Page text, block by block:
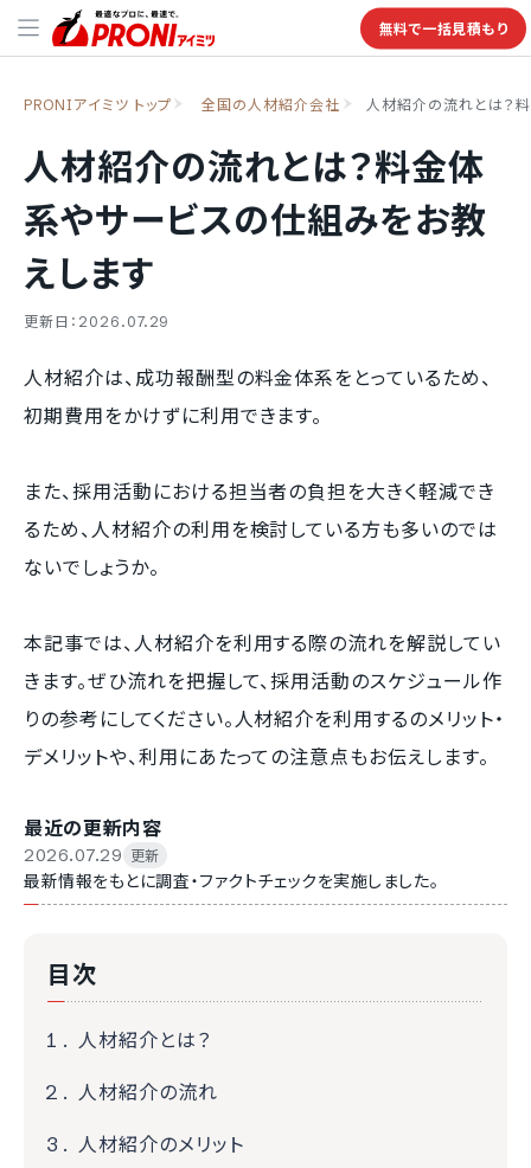
無料で一括見積もり
PRONIアイミツ トップ 全国の人材紹介会社 人材紹介の流れとは？
人材紹介の流れとは？料金体
系やサービスの仕組みをお教
えします
更新日：2026.07.29
人材紹介は、成功報酬型の料金体系をとっているため、
初期費用をかけずに利用できます。
また、採用活動における担当者の負担を大きく軽減でき
るため、人材紹介の利用を検討している方も多いのでは
ないでしょうか。
本記事では、人材紹介を利用する際の流れを解説してい
きます。ぜひ流れを把握して、採用活動のスケジュール作
りの参考にしてください。人材紹介を利用するのメリット・
デメリットや、利用にあたっての注意点もお伝えします。
最近の更新内容
2026.07.29 更新
最新情報をもとに調査・ファクトチェックを実施しました。
目次
人材紹介とは？
人材紹介の流れ
人材紹介のメリット